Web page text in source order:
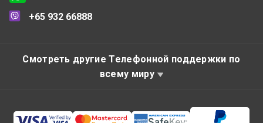
+65 932 66888
Смотреть другие Телефонной поддержки по
всему миру